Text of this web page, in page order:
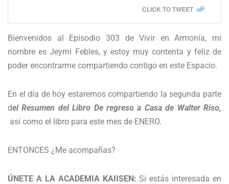
CLICK TO TWEET
Bienvenidos al Episodio 303 de Vivir en Armonía, mi
nombre es Jeymi Febles, y estoy muy contenta y feliz de
poder encontrarme compartiendo contigo en este Espacio.
En el día de hoy estaremos compartiendo la segunda parte
del Resumen del Libro De regreso a Casa de Walter Riso,
así como el libro para este mes de ENERO.
ENTONCES ¿Me acompañas?
ÚNETE A LA ACADEMIA KAIISEN:Si estás interesada en